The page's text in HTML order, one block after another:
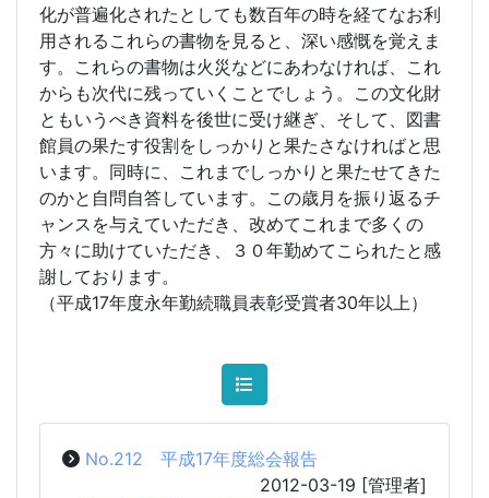
化が普遍化されたとしても数百年の時を経てなお利
用されるこれらの書物を見ると、深い感慨を覚えま
す。これらの書物は火災などにあわなければ、これ
からも次代に残っていくことでしょう。この文化財
ともいうべき資料を後世に受け継ぎ、そして、図書
館員の果たす役割をしっかりと果たさなければと思
います。同時に、これまでしっかりと果たせてきた
のかと自問自答しています。この歳月を振り返るチ
ャンスを与えていただき、改めてこれまで多くの
方々に助けていただき、３０年勤めてこられたと感
謝しております。
（平成17年度永年勤続職員表彰受賞者30年以上）
No.212 平成17年度総会報告
2012-03-19 [管理者]